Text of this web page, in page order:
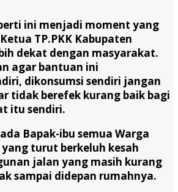
ini menjadi moment yang
TP.PKK Kabupaten
dekat dengan masyarakat.
agar bantuan ini
dikonsumsi sendiri jangan
tidak berefek kurang baik bagi
itu sendiri.
Bapak-ibu semua Warga
turut berkeluh kesah
jalan yang masih kurang
sampai didepan rumahnya.